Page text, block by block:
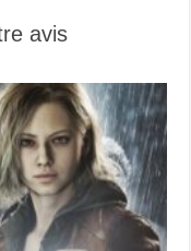
avis